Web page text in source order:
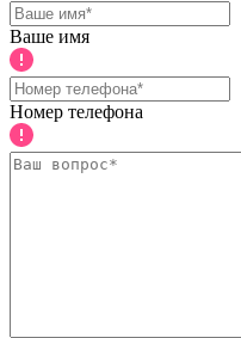
Ваше имя
Номер телефона